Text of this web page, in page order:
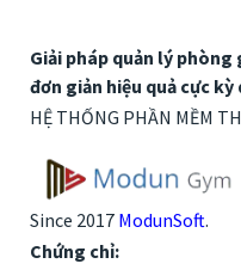
Giải pháp quản lý
đơn giản hiệu quả cực kỳ
HỆ THỐNG PHẦN MỀM
Since 2017 ModunSoft.
Chứng chỉ: